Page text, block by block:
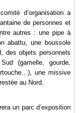
d’organisation a
de personnes et
autres : une pipe à
abattu, une boussole
des objets personnels
(gamelle, gourde,
une missive
au Nord.
un parc d’exposition